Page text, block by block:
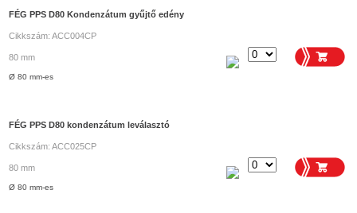
FÉG PPS D80 Kondenzátum gyűjtő edény
Cikkszám: ACC004CP
80 mm
Ø 80 mm-es
FÉG PPS D80 kondenzátum leválasztó
Cikkszám: ACC025CP
80 mm
Ø 80 mm-es